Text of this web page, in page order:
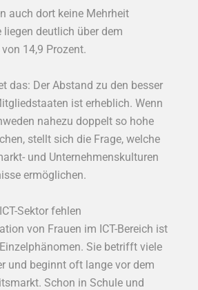
auch dort keine Mehrheit
liegen deutlich über dem
14,9 Prozent.
das: Der Abstand zu den besser
ist erheblich. Wenn
nahezu doppelt so hohe
stellt sich die Frage, welche
und Unternehmenskulturen
ermöglichen.
Sektor fehlen
von Frauen im ICT-Bereich ist
Sie betrifft viele
und beginnt oft lange vor dem
Schon in Schule und